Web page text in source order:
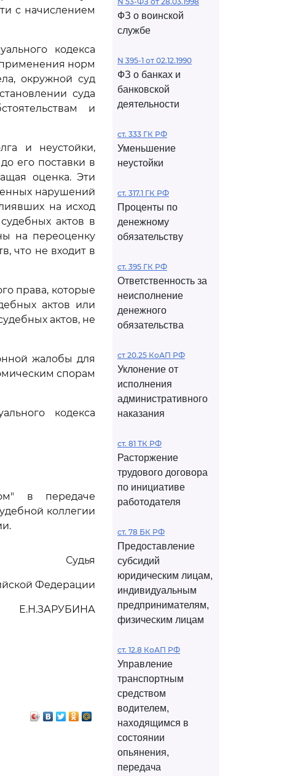
с начислением
кодекса
применения норм
окружной суд
суда
и
и неустойки,
его поставки в
оценка. Эти
нарушений
на исход
актов в
на переоценку
что не входит в
права, которые
актов или
актов, не
жалобы для
спорам
кодекса
в передаче
коллегии
Судья
Федерации
Е.Н.ЗАРУБИНА
ФЗ о воинской
службе
N 395-1 от 02.12.1990
ФЗ о банках и
банковской
деятельности
ст. 333 ГК РФ
Уменьшение
неустойки
ст. 317.1 ГК РФ
Проценты по
денежному
обязательству
ст. 395 ГК РФ
Ответственность за
неисполнение
денежного
обязательства
ст 20.25 КоАП РФ
Уклонение от
исполнения
административного
наказания
ст. 81 ТК РФ
Расторжение
трудового договора
по инициативе
работодателя
ст. 78 БК РФ
Предоставление
субсидий
юридическим лицам,
индивидуальным
предпринимателям,
физическим лицам
ст. 12.8 КоАП РФ
Управление
транспортным
средством
водителем,
находящимся в
состоянии
опьянения,
передача